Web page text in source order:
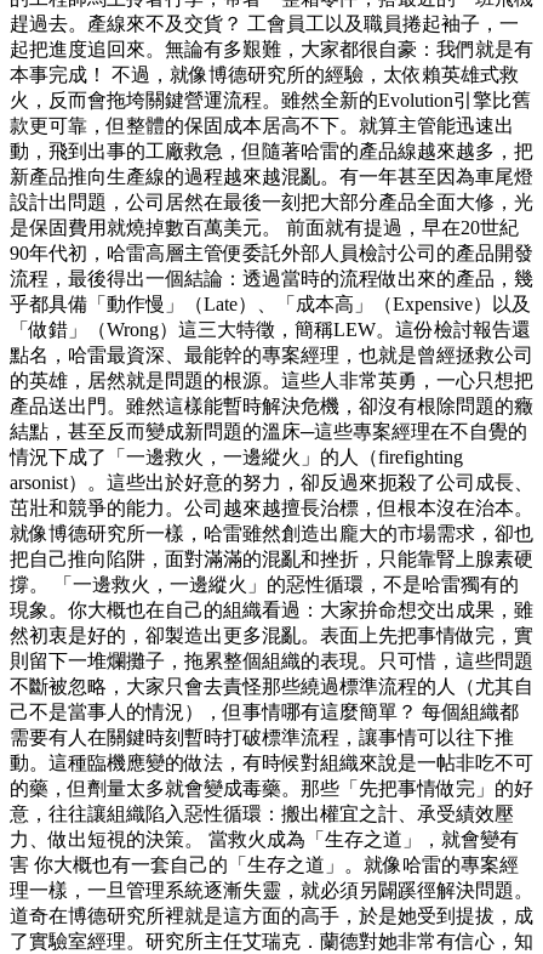
趕過去。產線來不及交貨？ 工會員工以及職員捲起袖子，一
起把進度追回來。無論有多艱難，大家都很自豪：我們就是有
本事完成！ 不過，就像博德研究所的經驗，太依賴英雄式救
火，反而會拖垮關鍵營運流程。雖然全新的Evolution引擎比舊
款更可靠，但整體的保固成本居高不下。就算主管能迅速出
動，飛到出事的工廠救急，但隨著哈雷的產品線越來越多，把
新產品推向生產線的過程越來越混亂。有一年甚至因為車尾燈
設計出問題，公司居然在最後一刻把大部分產品全面大修，光
是保固費用就燒掉數百萬美元。 前面就有提過，早在20世紀
90年代初，哈雷高層主管便委託外部人員檢討公司的產品開發
流程，最後得出一個結論：透過當時的流程做出來的產品，幾
乎都具備「動作慢」（Late）、「成本高」（Expensive）以及
「做錯」（Wrong）這三大特徵，簡稱LEW。這份檢討報告還
點名，哈雷最資深、最能幹的專案經理，也就是曾經拯救公司
的英雄，居然就是問題的根源。這些人非常英勇，一心只想把
產品送出門。雖然這樣能暫時解決危機，卻沒有根除問題的癥
結點，甚至反而變成新問題的溫床─這些專案經理在不自覺的
情況下成了「一邊救火，一邊縱火」的人（firefighting
arsonist）。這些出於好意的努力，卻反過來扼殺了公司成長、
茁壯和競爭的能力。公司越來越擅長治標，但根本沒在治本。
就像博德研究所一樣，哈雷雖然創造出龐大的市場需求，卻也
把自己推向陷阱，面對滿滿的混亂和挫折，只能靠腎上腺素硬
撐。 「一邊救火，一邊縱火」的惡性循環，不是哈雷獨有的
現象。你大概也在自己的組織看過：大家拚命想交出成果，雖
然初衷是好的，卻製造出更多混亂。表面上先把事情做完，實
則留下一堆爛攤子，拖累整個組織的表現。只可惜，這些問題
不斷被忽略，大家只會去責怪那些繞過標準流程的人（尤其自
己不是當事人的情況），但事情哪有這麼簡單？ 每個組織都
需要有人在關鍵時刻暫時打破標準流程，讓事情可以往下推
動。這種臨機應變的做法，有時候對組織來說是一帖非吃不可
的藥，但劑量太多就會變成毒藥。那些「先把事情做完」的好
意，往往讓組織陷入惡性循環：搬出權宜之計、承受績效壓
力、做出短視的決策。 當救火成為「生存之道」，就會變有
害 你大概也有一套自己的「生存之道」。就像哈雷的專案經
理一樣，一旦管理系統逐漸失靈，就必須另闢蹊徑解決問題。
道奇在博德研究所裡就是這方面的高手，於是她受到提拔，成
了實驗室經理。研究所主任艾瑞克．蘭德對她非常有信心，知